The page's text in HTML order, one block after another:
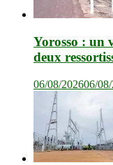
Yorosso : un
deux
06/08/202606/